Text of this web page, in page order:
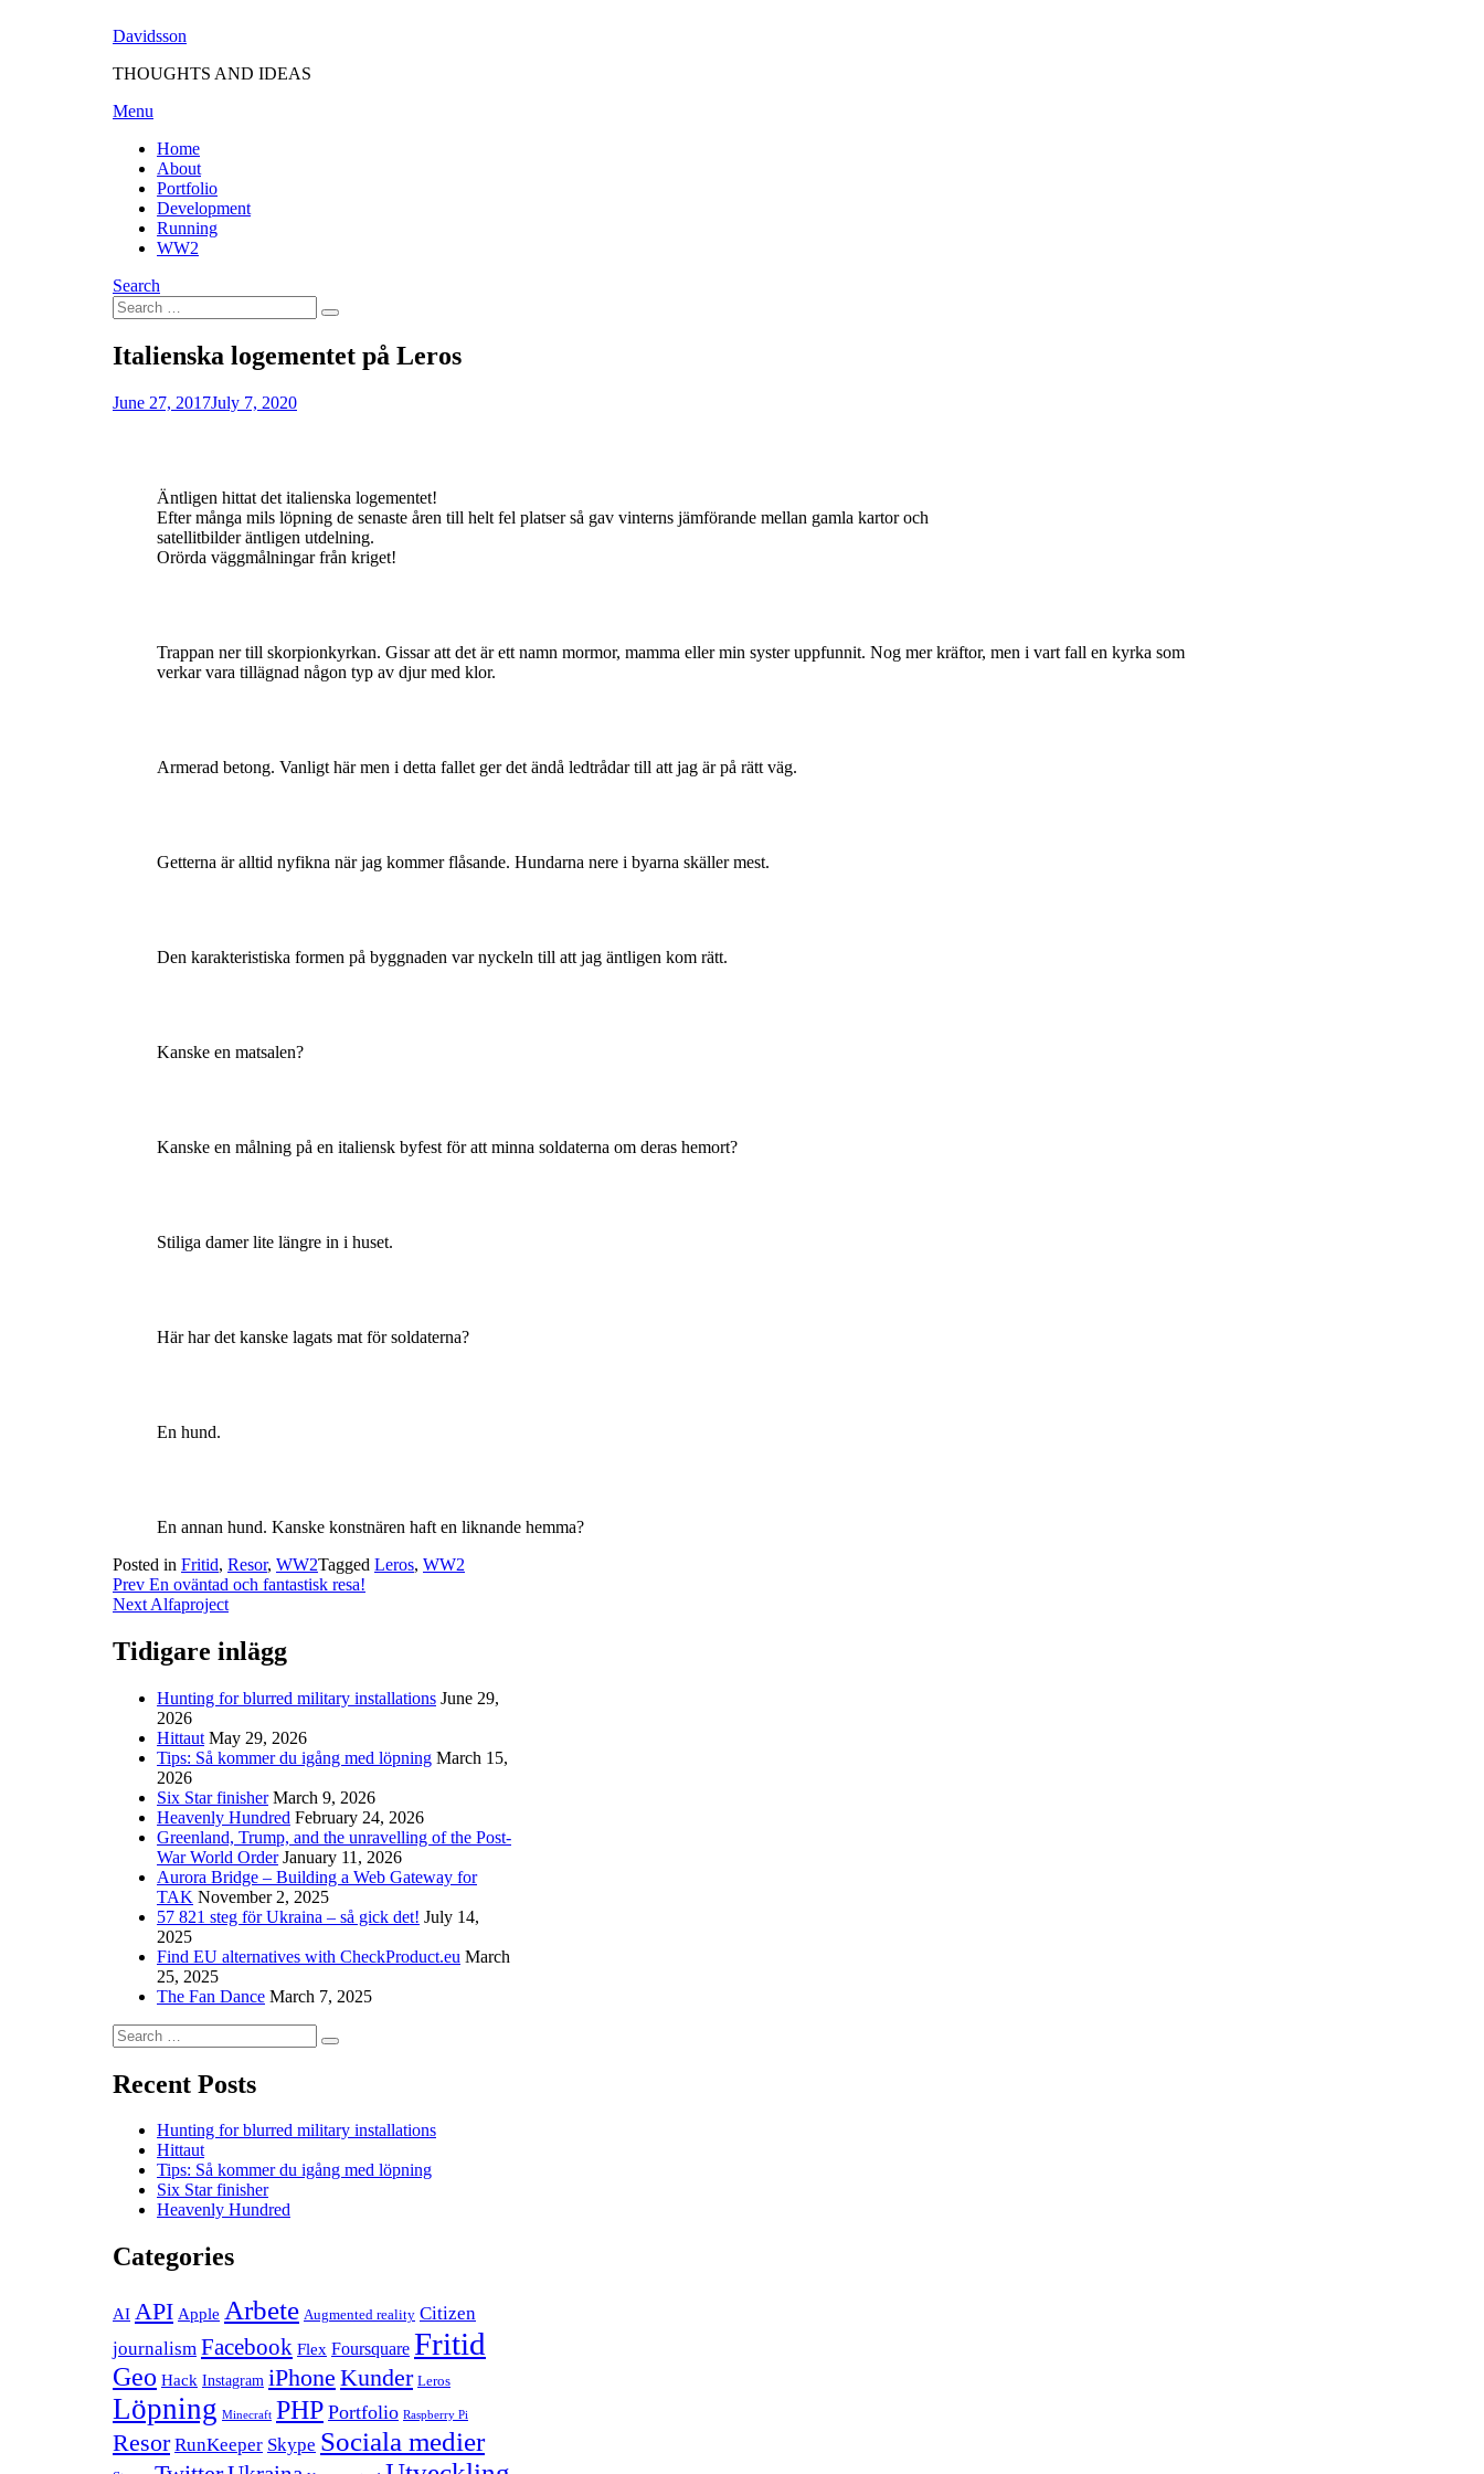
Davidsson
THOUGHTS AND IDEAS
Menu
Home
About
Portfolio
Development
Running
WW2
Search
Search
for:
Search
Italienska logementet på Leros
byFredrik
Posted
June 27, 2017July 7, 2020
Äntligen hittat det italienska logementet!
Efter många mils löpning de senaste åren till helt fel platser så gav vinterns jämförande mellan gamla kartor och
satellitbilder äntligen utdelning.
Orörda väggmålningar från kriget!
Trappan ner till skorpionkyrkan. Gissar att det är ett namn mormor, mamma eller min syster uppfunnit. Nog mer kräftor, men i vart fall en kyrka som
verkar vara tillägnad någon typ av djur med klor.
Armerad betong. Vanligt här men i detta fallet ger det ändå ledtrådar till att jag är på rätt väg.
Getterna är alltid nyfikna när jag kommer flåsande. Hundarna nere i byarna skäller mest.
Den karakteristiska formen på byggnaden var nyckeln till att jag äntligen kom rätt.
Kanske en matsalen?
Kanske en målning på en italiensk byfest för att minna soldaterna om deras hemort?
Stiliga damer lite längre in i huset.
Här har det kanske lagats mat för soldaterna?
En hund.
En annan hund. Kanske konstnären haft en liknande hemma?
Posted in Fritid, Resor, WW2Tagged Leros, WW2
Post
navigation
Prev En oväntad och fantastisk resa!
Next Alfaproject
Tidigare inlägg
Hunting for blurred military installations June 29,
2026
Hittaut May 29, 2026
Tips: Så kommer du igång med löpning March 15,
2026
Six Star finisher March 9, 2026
Heavenly Hundred February 24, 2026
Greenland, Trump, and the unravelling of the Post-
War World Order January 11, 2026
Aurora Bridge – Building a Web Gateway for
TAK November 2, 2025
57 821 steg för Ukraina – så gick det! July 14,
2025
Find EU alternatives with CheckProduct.eu March
25, 2025
The Fan Dance March 7, 2025
Search
for:
Search
Recent Posts
Hunting for blurred military installations
Hittaut
Tips: Så kommer du igång med löpning
Six Star finisher
Heavenly Hundred
Categories
AI API Apple Arbete Augmented reality Citizen
journalism Facebook Flex Foursquare Fritid
Geo Hack Instagram iPhone Kunder Leros
Löpning Minecraft PHP Portfolio Raspberry Pi
Resor RunKeeper Skype Sociala medier